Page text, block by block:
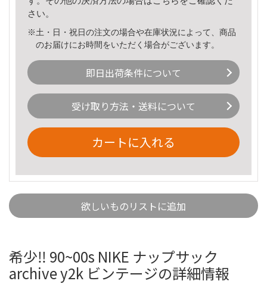
さい。
※土・日・祝日の注文の場合や在庫状況によって、商品
のお届けにお時間をいただく場合がございます。
即日出荷条件について
受け取り方法・送料について
カートに入れる
欲しいものリストに追加
希少‼️ 90~00s NIKE ナップサック
archive y2k ビンテージの詳細情報